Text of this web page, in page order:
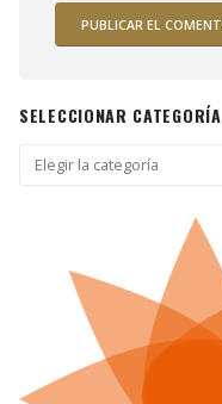
SELECCIONAR CATEGORÍA
Seleccionar
categoría